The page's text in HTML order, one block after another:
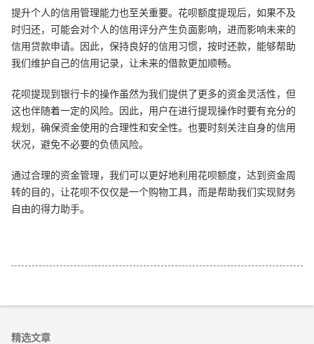
提升个人的信用管理能力也至关重要。花呗额度提现后，如果不及
时归还，可能会对个人的信用评分产生负面影响，进而影响未来的
信用贷款申请。因此，保持良好的信用习惯，按时还款，能够帮助
我们维护自己的信用记录，让未来的借款更加顺畅。
花呗提现到银行卡的操作虽然为我们提供了更多的资金灵活性，但
这也伴随着一定的风险。因此，用户在进行提现操作时要有充分的
规划，确保资金使用的合理性和安全性。也要时刻关注自身的信用
状况，避免不必要的负债风险。
通过合理的资金管理，我们可以更好地利用花呗额度，达到资金周
转的目的，让花呗不仅仅是一个购物工具，而是帮助我们实现财务
自由的得力助手。
精选文章